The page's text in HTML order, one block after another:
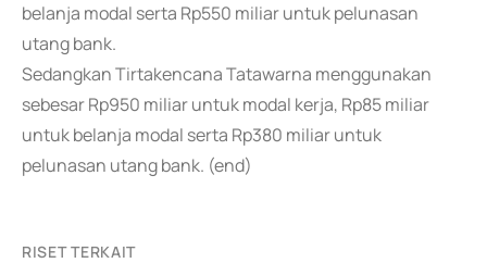
belanja modal serta Rp550 miliar untuk pelunasan
utang bank.
Sedangkan Tirtakencana Tatawarna menggunakan
sebesar Rp950 miliar untuk modal kerja, Rp85 miliar
untuk belanja modal serta Rp380 miliar untuk
pelunasan utang bank. (end)
RISET TERKAIT